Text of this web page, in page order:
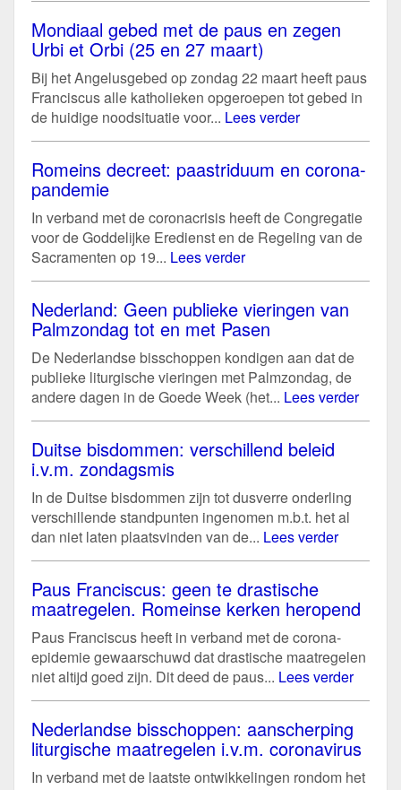
Mondiaal gebed met de paus en zegen
Urbi et Orbi (25 en 27 maart)
Bij het Angelusgebed op zondag 22 maart heeft paus
Franciscus alle katholieken opgeroepen tot gebed in
de huidige noodsituatie voor... Lees verder
Romeins decreet: paastriduum en corona-
pandemie
In verband met de coronacrisis heeft de Congregatie
voor de Goddelijke Eredienst en de Regeling van de
Sacramenten op 19... Lees verder
Nederland: Geen publieke vieringen van
Palmzondag tot en met Pasen
De Nederlandse bisschoppen kondigen aan dat de
publieke liturgische vieringen met Palmzondag, de
andere dagen in de Goede Week (het... Lees verder
Duitse bisdommen: verschillend beleid
i.v.m. zondagsmis
In de Duitse bisdommen zijn tot dusverre onderling
verschillende standpunten ingenomen m.b.t. het al
dan niet laten plaatsvinden van de... Lees verder
Paus Franciscus: geen te drastische
maatregelen. Romeinse kerken heropend
Paus Franciscus heeft in verband met de corona-
epidemie gewaarschuwd dat drastische maatregelen
niet altijd goed zijn. Dit deed de paus... Lees verder
Nederlandse bisschoppen: aanscherping
liturgische maatregelen i.v.m. coronavirus
In verband met de laatste ontwikkelingen rondom het